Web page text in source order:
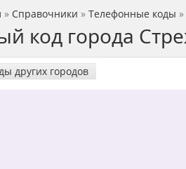
» Справочники » Телефонные коды »
код города
других городов